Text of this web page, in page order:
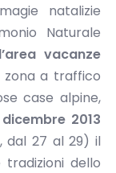
natalizie
Naturale
vacanze
zona a traffico
case alpine,
2013
dal 27 al 29) il
dello